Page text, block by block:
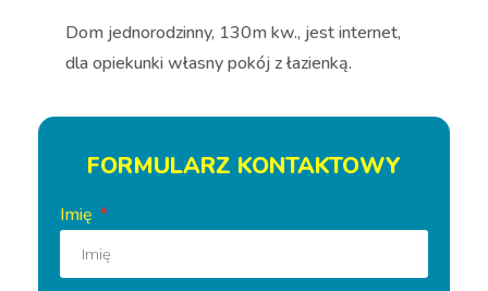
Dom jednorodzinny, 130m kw., jest internet,
dla opiekunki własny pokój z łazienką.
FORMULARZ KONTAKTOWY
Imię